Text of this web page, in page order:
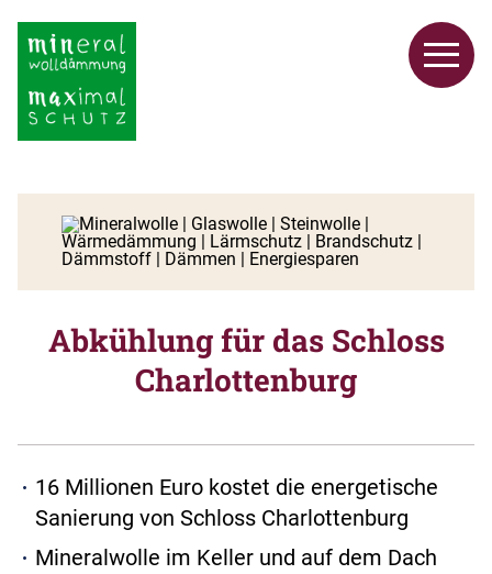
Abkühlung für das Schloss
Charlottenburg
16 Millionen Euro kostet die energetische
Sanierung von Schloss Charlottenburg
Mineralwolle im Keller und auf dem Dach